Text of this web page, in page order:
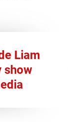
Liam
show